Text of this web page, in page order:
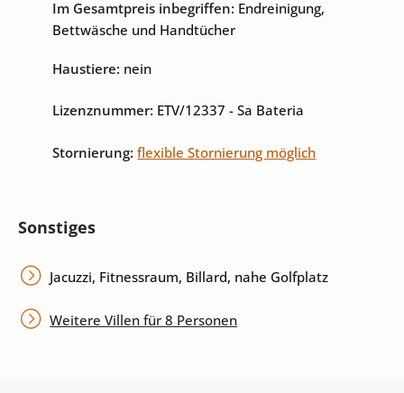
Im Gesamtpreis inbegriffen: Endreinigung,
Bettwäsche und Handtücher
Haustiere: nein
Lizenznummer: ETV/12337 - Sa Bateria
Stornierung: flexible Stornierung möglich
Sonstiges
Jacuzzi, Fitnessraum, Billard, nahe Golfplatz
Weitere Villen für 8 Personen